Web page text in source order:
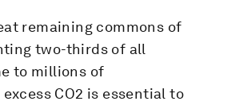
remaining commons of
two-thirds of all
to millions of
CO2 is essential to